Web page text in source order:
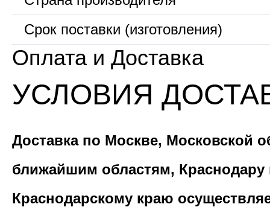
Срок поставки (изготовления)
Оплата и Доставка
УСЛОВИЯ
Доставка по Москве, Московской
ближайшим областям, Краснодару
Краснодарскому краю